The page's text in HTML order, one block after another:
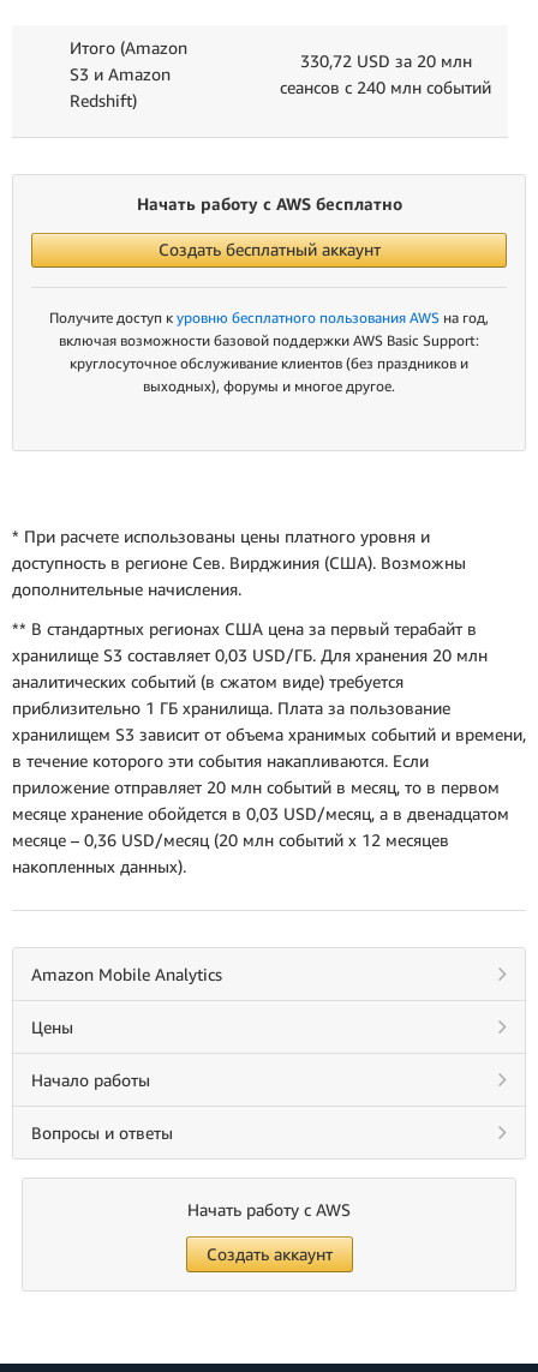
Amazon Mobile Analytics
Цены
Начало работы
Вопросы и ответы
Начать работу с AWS
Создать аккаунт
Итого (Amazon
S3 и Amazon
Redshift)
330,72 USD за 20 млн
сеансов с 240 млн событий
Начать работу с AWS бесплатно
Создать бесплатный аккаунт
Получите доступ к уровню бесплатного пользования AWS на год,
включая возможности базовой поддержки AWS Basic Support:
круглосуточное обслуживание клиентов (без праздников и
выходных), форумы и многое другое.
* При расчете использованы цены платного уровня и
доступность в регионе Сев. Вирджиния (США). Возможны
дополнительные начисления.
** В стандартных регионах США цена за первый терабайт в
хранилище S3 составляет 0,03 USD/ГБ. Для хранения 20 млн
аналитических событий (в сжатом виде) требуется
приблизительно 1 ГБ хранилища. Плата за пользование
хранилищем S3 зависит от объема хранимых событий и времени,
в течение которого эти события накапливаются. Если
приложение отправляет 20 млн событий в месяц, то в первом
месяце хранение обойдется в 0,03 USD/месяц, а в двенадцатом
месяце – 0,36 USD/месяц (20 млн событий x 12 месяцев
накопленных данных).